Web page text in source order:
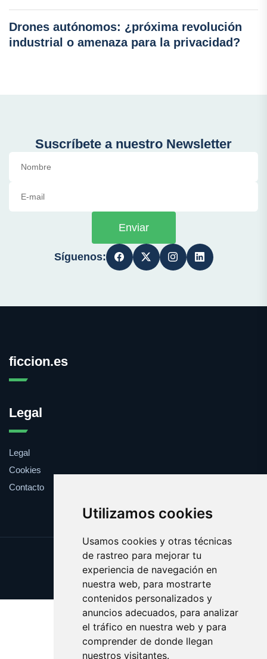
Utilizamos cookies
Usamos cookies y otras técnicas
de rastreo para mejorar tu
experiencia de navegación en
nuestra web, para mostrarte
contenidos personalizados y
anuncios adecuados, para analizar
el tráfico en nuestra web y para
comprender de donde llegan
nuestros visitantes.
Drones autónomos: ¿próxima revolución
industrial o amenaza para la privacidad?
Suscríbete a nuestro Newsletter
Enviar
Síguenos:
ficcion.es
Legal
Legal
Cookies
Contacto
Update cookies preferences
Copyright © 2025 ficcion.es